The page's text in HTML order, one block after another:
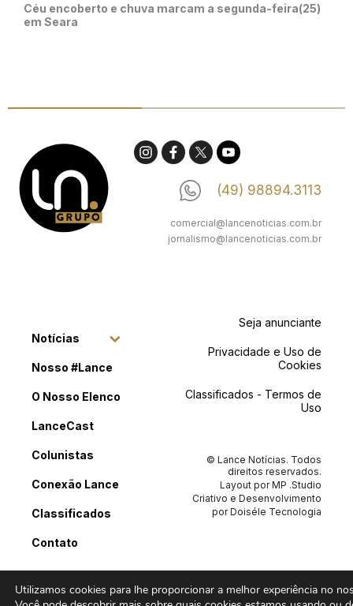
Céu encoberto e chuva marcam a segunda-feira(25)
em Seara
(49) 98894.3113
comercial@lancenoticias.com.br
jornalismo@lancenoticias.com.br
Notícias
Nosso #Lance
O Nosso Elenco
LanceCast
Colunistas
Conexão Lance
Classificados
Contato
Seja anunciante
Privacidade e Uso de
Cookies
Classificados - Termos de
Uso
© Lance Notícias. Todos
direitos reservados.
Layout porMP .Studio
Criativo e Desenvolvimento
porDoiséle Tecnologia
Utilizamos cookies para lhe proporcionar a melhor experiência no